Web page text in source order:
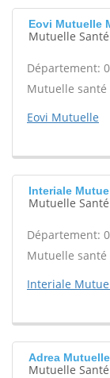
Eovi Mutuelle
Mutuelle
Département:
Mutuelle
Eovi Mutuelle
Interiale
Mutuelle
Département:
Mutuelle
Interiale
Adrea
Mutuelle